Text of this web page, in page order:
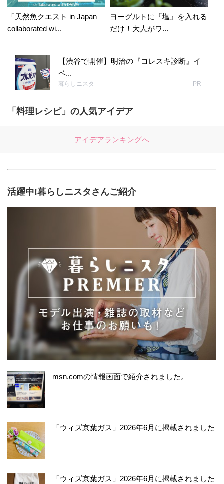
「天然魚クエスト in Japan
collaborated wi...
ヨーグルトに『塩』を入れる
だけ！大人がワ...
【渋谷で開催】明治の『コレスキ診断』イ
ベ...
暮らしニスタ PR
「料理レシピ」の人気アイデア
アイデアランキングへ
活躍中!暮らしニスタさんご紹介
msn.comの情報画面で紹介されました。
「ウィズ京葉ガス」2026年6月に掲載されました
「ウィズ京葉ガス」2026年6月に掲載されました